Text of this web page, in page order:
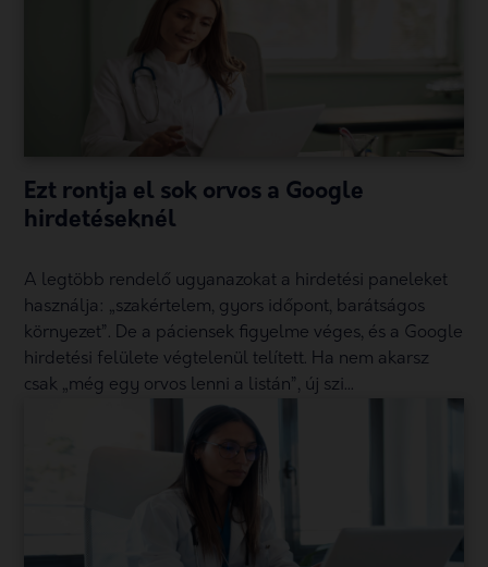
Ezt rontja el sok orvos a Google
hirdetéseknél
A legtöbb rendelő ugyanazokat a hirdetési paneleket
használja: „szakértelem, gyors időpont, barátságos
környezet”. De a páciensek figyelme véges, és a Google
hirdetési felülete végtelenül telített. Ha nem akarsz
csak „még egy orvos lenni a listán”, új szi...